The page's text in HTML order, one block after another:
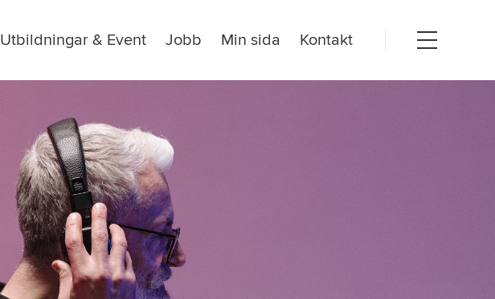
Utbildningar & Event Jobb Min sida Kontakt
Open